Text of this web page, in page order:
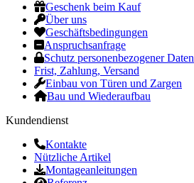
Geschenk beim Kauf
Über uns
Geschäftsbedingungen
Anspruchsanfrage
Schutz personenbezogener Daten
Frist, Zahlung, Versand
Einbau von Türen und Zargen
Bau und Wiederaufbau
Kundendienst
Kontakte
Nützliche Artikel
Montageanleitungen